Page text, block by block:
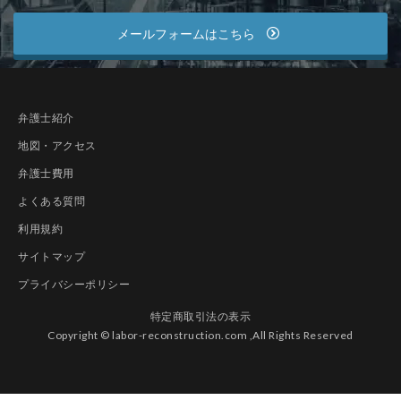
メールフォームはこちら
弁護士紹介
地図・アクセス
弁護士費用
よくある質問
利用規約
サイトマップ
プライバシーポリシー
特定商取引法の表示
Copyright © labor-reconstruction.com ,All Rights Reserved